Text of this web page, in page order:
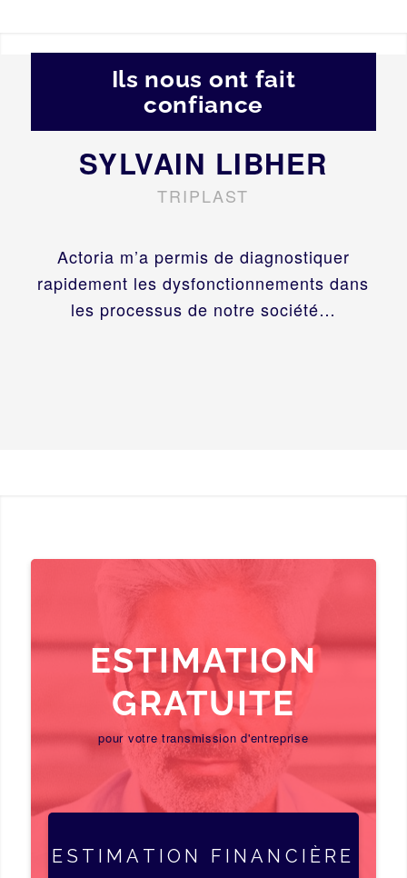
Ils nous ont fait
confiance
Actoria m’a permis de diagnostiquer
rapidement les dysfonctionnements dans
les processus de notre société…
SYLVAIN LIBHER
TRIPLAST
ESTIMATION
GRATUITE
pour votre transmission d'entreprise
ESTIMATION FINANCIÈRE